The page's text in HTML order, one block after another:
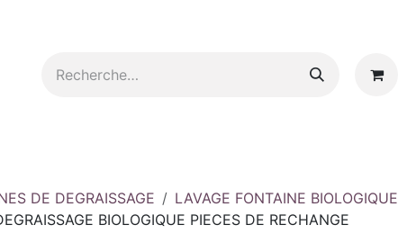
DE DEGRAISSAGE
LAVAGE FONTAINE BIOLOGIQUE
BIOLOGIQUE PIECES DE RECHANGE